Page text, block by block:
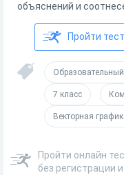
объяснений и
Пройти тест
Образовательный
7 класс
Векторная
Пройти онлайн
без регистрации